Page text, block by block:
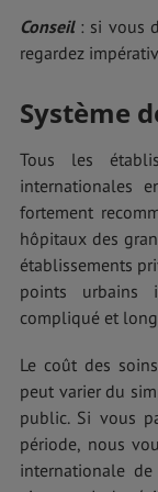
Conseil: si vous
regardez
Système
Tous les
internationales
fortement
hôpitaux des
établissements
points urbains
compliqué et
Le coût des
peut varier du
public. Si vous
période, nous
internationale